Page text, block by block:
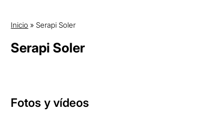
Inicio » Serapi Soler
Serapi Soler
Fotos y vídeos